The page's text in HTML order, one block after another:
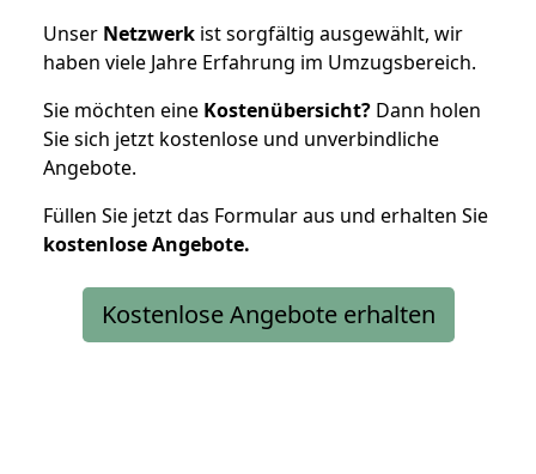
Unser Netzwerk ist sorgfältig ausgewählt, wir
haben viele Jahre Erfahrung im Umzugsbereich.
Sie möchten eine Kostenübersicht? Dann holen
Sie sich jetzt kostenlose und unverbindliche
Angebote.
Füllen Sie jetzt das Formular aus und erhalten Sie
kostenloseAngebote.
Kostenlose Angebote erhalten